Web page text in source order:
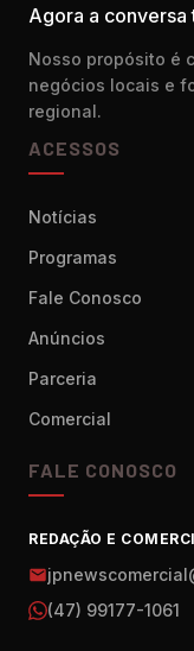
Agora a conversa
Nosso propósito é
negócios locais e
regional.
ACESSOS
Notícias
Programas
Fale Conosco
Anúncios
Parceria
Comercial
FALE CONOSCO
REDAÇÃO E
(47) 99177-1061